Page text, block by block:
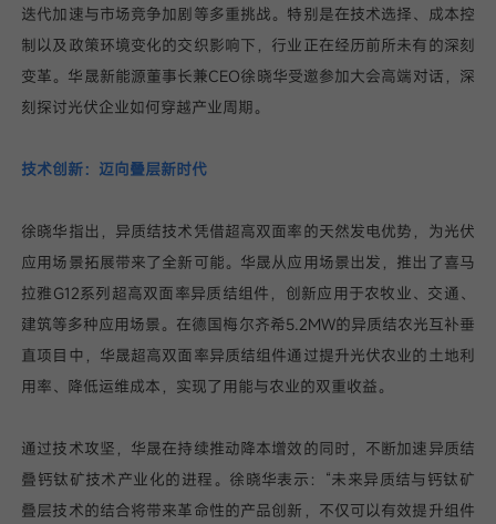
迭代加速与市场竞争加剧等多重挑战。特别是在技术选择、成本控
制以及政策环境变化的交织影响下，行业正在经历前所未有的深刻
变革。华晟新能源董事长兼CEO徐晓华受邀参加大会高端对话，深
刻探讨光伏企业如何穿越产业周期。
技术创新：迈向叠层新时代
徐晓华指出，异质结技术凭借超高双面率的天然发电优势，为光伏
应用场景拓展带来了全新可能。华晟从应用场景出发，推出了喜马
拉雅G12系列超高双面率异质结组件，创新应用于农牧业、交通、
建筑等多种应用场景。在德国梅尔齐希5.2MW的异质结农光互补垂
直项目中，华晟超高双面率异质结组件通过提升光伏农业的土地利
用率、降低运维成本，实现了用能与农业的双重收益。
通过技术攻坚，华晟在持续推动降本增效的同时，不断加速异质结
叠钙钛矿技术产业化的进程。徐晓华表示：“未来异质结与钙钛矿
叠层技术的结合将带来革命性的产品创新，不仅可以有效提升组件